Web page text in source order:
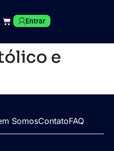
Entrar
e
SomosContatoFAQ